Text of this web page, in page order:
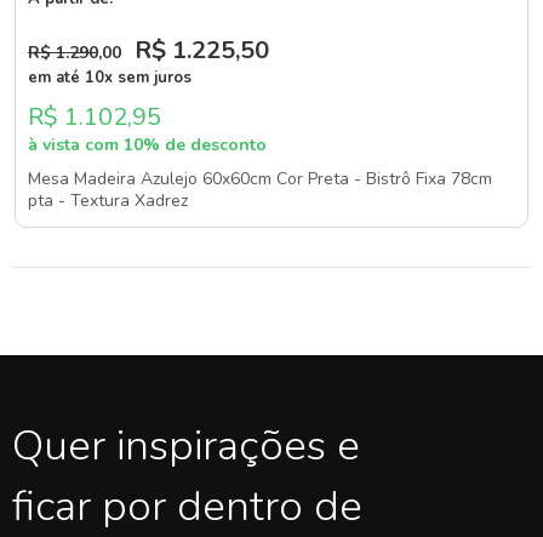
R$ 1.290,00 R$ 1.225,50
em até 10x sem juros
R$ 1.102,95
à vista com 10% de desconto
Mesa Madeira Azulejo 60x60cm Cor Preta - Bistrô Fixa 78cm
pta - Textura Xadrez
Quer inspirações e
ficar por dentro de